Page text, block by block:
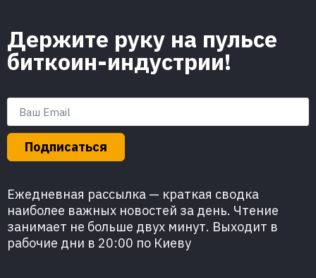
Держите руку на пульсе
биткоин-индустрии!
Подписаться
Ежедневная рассылка — краткая сводка
наиболее важных новостей за день. Чтение
занимает не больше двух минут. Выходит в
рабочие дни в 20:00 по Киеву